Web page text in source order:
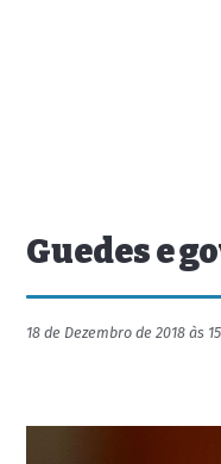
Guedes e
18 de Dezembro de 2018 às